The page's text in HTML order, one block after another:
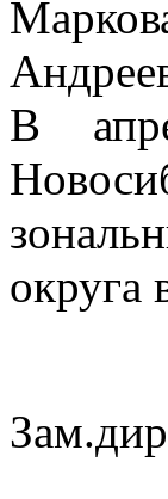
В
округа